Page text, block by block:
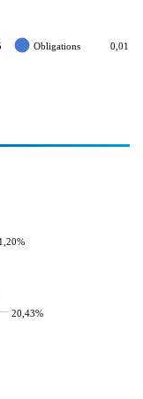
Obligations 0,01
20,43%